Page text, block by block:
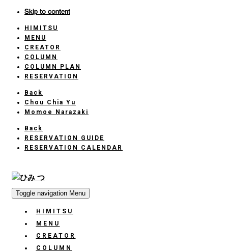
Skip to content
HOME
HIMITSU
MENU
CREATOR
COLUMN
COLUMN PLAN
RESERVATION
Back
Chou Chia Yu
Momoe Narazaki
Back
RESERVATION GUIDE
RESERVATION CALENDAR
Toggle navigation Menu
HIMITSU
MENU
CREATOR
COLUMN